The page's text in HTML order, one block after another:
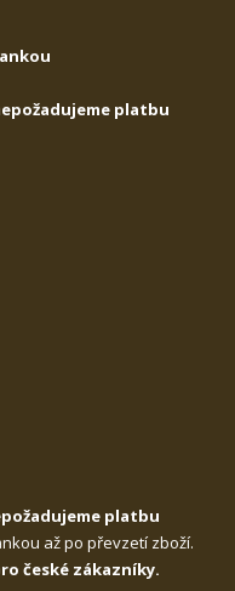
platbu
platbu
až po převzetí zboží.
české zákazníky.